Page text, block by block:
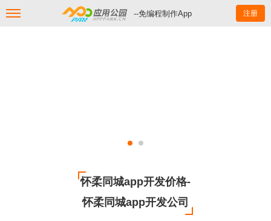
--免编程制作App 注册
怀柔同城app开发价格-
怀柔同城app开发公司